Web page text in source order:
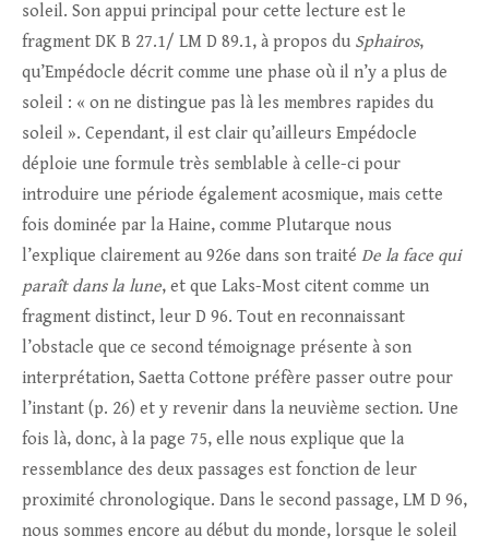
soleil. Son appui principal pour cette lecture est le
fragment DK B 27.1/ LM D 89.1, à propos du Sphairos,
qu’Empédocle décrit comme une phase où il n’y a plus de
soleil : « on ne distingue pas là les membres rapides du
soleil ». Cependant, il est clair qu’ailleurs Empédocle
déploie une formule très semblable à celle-ci pour
introduire une période également acosmique, mais cette
fois dominée par la Haine, comme Plutarque nous
l’explique clairement au 926e dans son traité De la face qui
paraît dans la lune, et que Laks-Most citent comme un
fragment distinct, leur D 96. Tout en reconnaissant
l’obstacle que ce second témoignage présente à son
interprétation, Saetta Cottone préfère passer outre pour
l’instant (p. 26) et y revenir dans la neuvième section. Une
fois là, donc, à la page 75, elle nous explique que la
ressemblance des deux passages est fonction de leur
proximité chronologique. Dans le second passage, LM D 96,
nous sommes encore au début du monde, lorsque le soleil